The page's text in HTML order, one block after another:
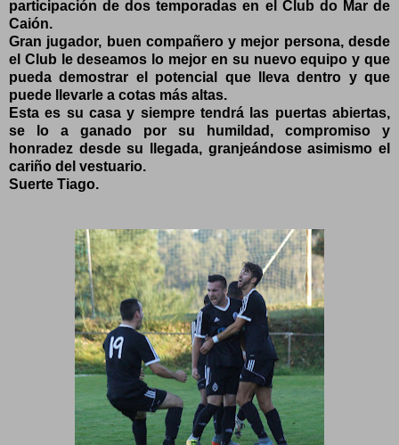
participación de dos temporadas en el Club do Mar de
Caión.
Gran jugador, buen compañero y mejor persona, desde
el Club le deseamos lo mejor en su nuevo equipo y que
pueda demostrar el potencial que lleva dentro y que
puede llevarle a cotas más altas.
Esta es su casa y siempre tendrá las puertas abiertas,
se lo a ganado por su humildad, compromiso y
honradez desde su llegada, granjeándose asimismo el
cariño del vestuario.
Suerte Tiago.